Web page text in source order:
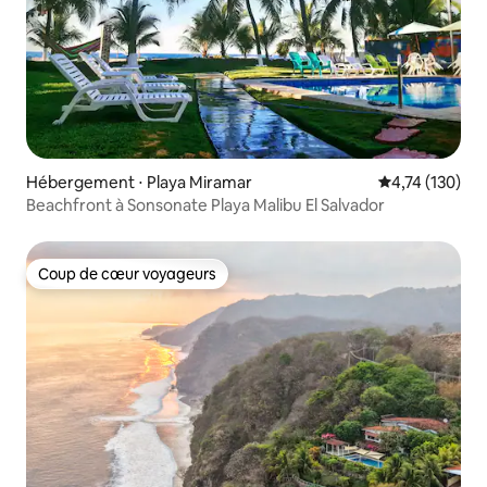
Hébergement ⋅ Playa Miramar Évaluation
4,74 (130)
Beachfront à Sonsonate Playa Malibu El Salvador
Coup de cœur voyageurs
Coup de cœur voyageurs